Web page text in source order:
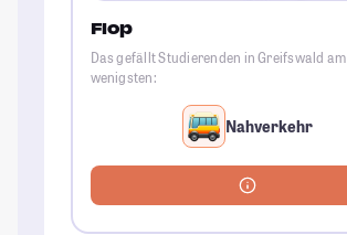
Flop
Das gefällt Studierenden in Greifswald am
wenigsten:
Nahverkehr